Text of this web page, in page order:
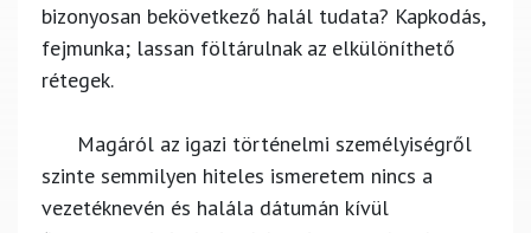
bizonyosan bekövetkező halál tudata? Kapkodás,
fejmunka; lassan föltárulnak az elkülöníthető
rétegek.
Magáról az igazi történelmi személyiségről
szinte semmilyen hiteles ismeretem nincs a
vezetéknevén és halála dátumán kívül